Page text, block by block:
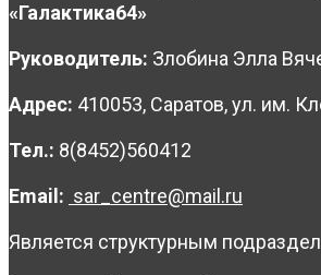
«Галактика64»
Руководитель: Злобина Элла
Адрес: 410053, Саратов, ул. им.
Тел.: 8(8452)560412
Email: sar_centre@mail.ru
Является структурным